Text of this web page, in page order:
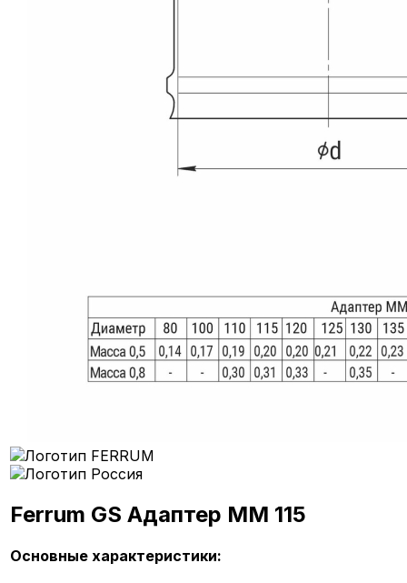
Ferrum GS Адаптер ММ 115
Основные характеристики: